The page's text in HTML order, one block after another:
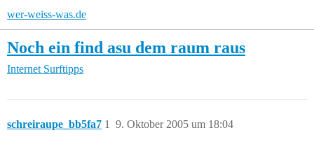
wer-weiss-was.de
Noch ein find asu dem raum raus
Internet Surftipps
schreiraupe_bb5fa7 9. Oktober 2005 um 18:04
1